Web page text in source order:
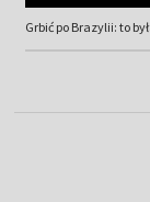
Grbić po Brazylii: to